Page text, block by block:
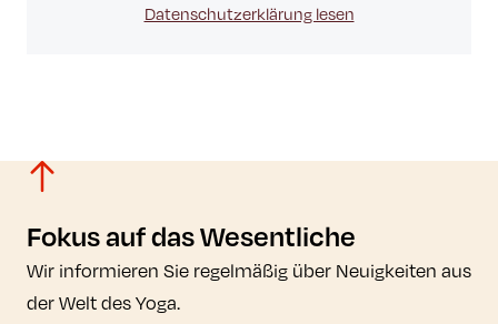
Datenschutzerklärung lesen
Fokus auf das Wesentliche
Wir informieren Sie regelmäßig über Neuigkeiten aus
der Welt des Yoga.